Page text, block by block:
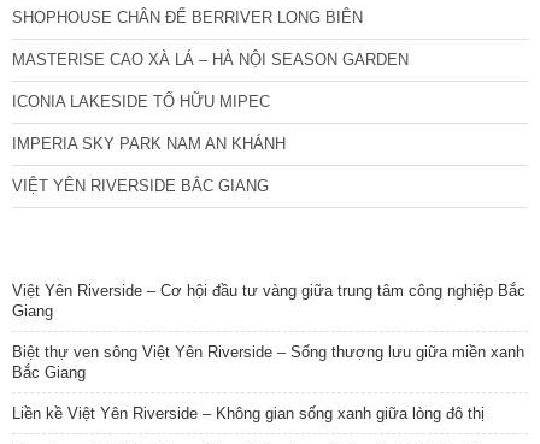
SHOPHOUSE CHÂN ĐẾ BERRIVER LONG BIÊN
MASTERISE CAO XÀ LÁ – HÀ NỘI SEASON GARDEN
ICONIA LAKESIDE TỐ HỮU MIPEC
IMPERIA SKY PARK NAM AN KHÁNH
VIỆT YÊN RIVERSIDE BẮC GIANG
Việt Yên Riverside – Cơ hội đầu tư vàng giữa trung tâm công nghiệp Bắc
Giang
Biệt thự ven sông Việt Yên Riverside – Sống thượng lưu giữa miền xanh
Bắc Giang
Liền kề Việt Yên Riverside – Không gian sống xanh giữa lòng đô thị